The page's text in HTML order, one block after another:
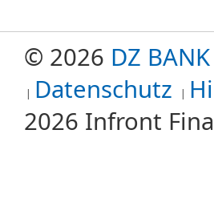
© 2026 DZ
Datenschutz
2026 Infront